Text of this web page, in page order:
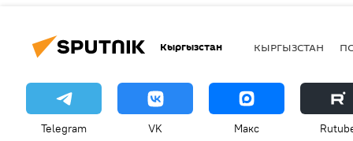
Кыргызстан КЫРГЫЗСТАН
Telegram VK Макс